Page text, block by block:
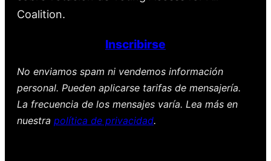
Coalition.
Inscribirse
No enviamos spam ni vendemos información
personal. Pueden aplicarse tarifas de mensajería.
La frecuencia de los mensajes varía. Lea más en
nuestra política de privacidad.